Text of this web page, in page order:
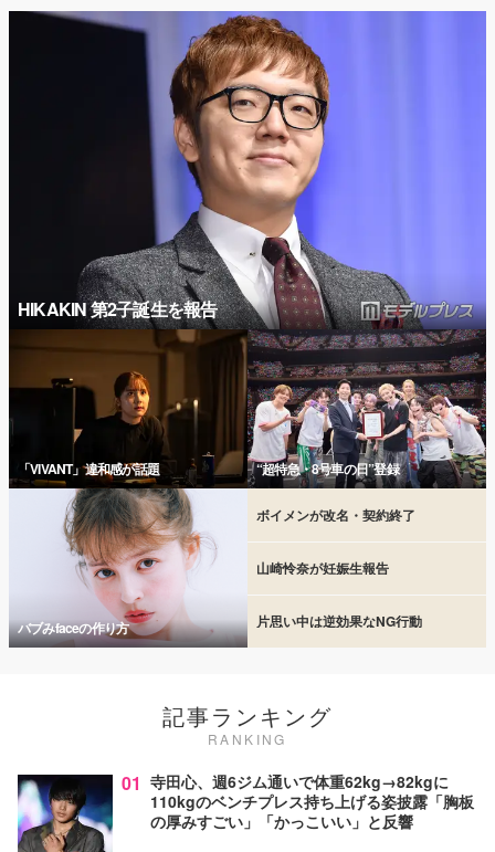
HIKAKIN 第2子誕生を報告
「VIVANT」違和感が話題 “超特急・8号車の日”登録
バブみfaceの作り方
ボイメンが改名・契約終了
山崎怜奈が妊娠生報告
片思い中は逆効果なNG行動
記事ランキング
RANKING
01 寺田心、週6ジム通いで体重62kg→82kgに
110kgのベンチプレス持ち上げる姿披露「胸板
の厚みすごい」「かっこいい」と反響